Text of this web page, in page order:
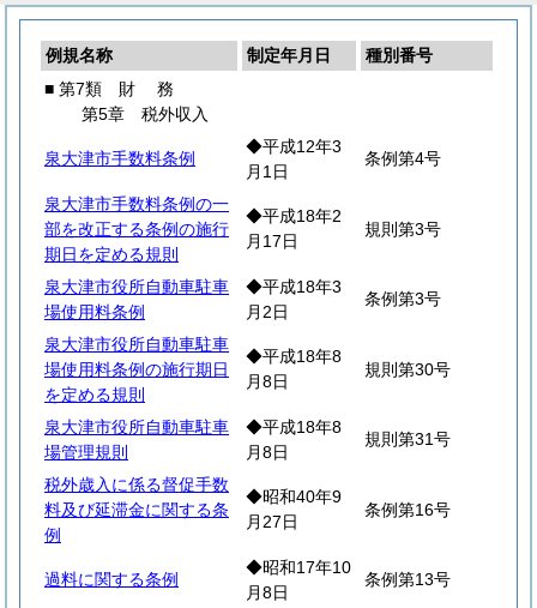
例規名称 制定年月日
種別番号
■ 第7類 財 務
第5章 税外収入
泉大津市手数料条例
◆平成12年3
月1日
条例第4号
泉大津市手数料条例の一
部を改正する条例の施行
期日を定める規則
◆平成18年2
月17日
規則第3号
泉大津市役所自動車駐車
場使用料条例
◆平成18年3
月2日
条例第3号
泉大津市役所自動車駐車
場使用料条例の施行期日
を定める規則
◆平成18年8
月8日
規則第30号
泉大津市役所自動車駐車
場管理規則
◆平成18年8
月8日
規則第31号
税外歳入に係る督促手数
料及び延滞金に関する条
例
◆昭和40年9
月27日
条例第16号
過料に関する条例
◆昭和17年10
月8日
条例第13号